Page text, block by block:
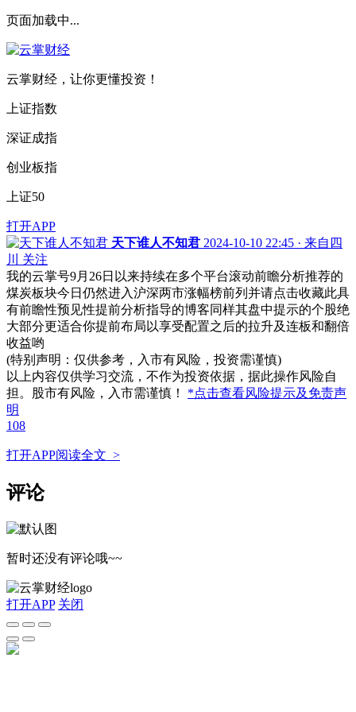
页面加载中...
云掌财经，让你更懂投资！
上证指数
深证成指
创业板指
上证50
打开APP
天下谁人不知君 2024-10-10 22:45 · 来自四
川
关注
我的云掌号9月26日以来持续在多个平台滚动前瞻分析推荐的
煤炭板块今日仍然进入沪深两市涨幅榜前列并请点击收藏此具
有前瞻性预见性提前分析指导的博客同样其盘中提示的个股绝
大部分更适合你提前布局以享受配置之后的拉升及连板和翻倍
收益哟
(特别声明：仅供参考，入市有风险，投资需谨慎)
以上内容仅供学习交流，不作为投资依据，据此操作风险自
担。股市有风险，入市需谨慎！ *点击查看风险提示及免责声
明
108
打开APP阅读全文 >
评论
暂时还没有评论哦~~
打开APP 关闭